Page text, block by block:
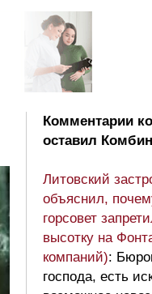
Комментарии
оставил
Литовский
объяснил,
горсовет
высотку на
компаний):
господа, есть